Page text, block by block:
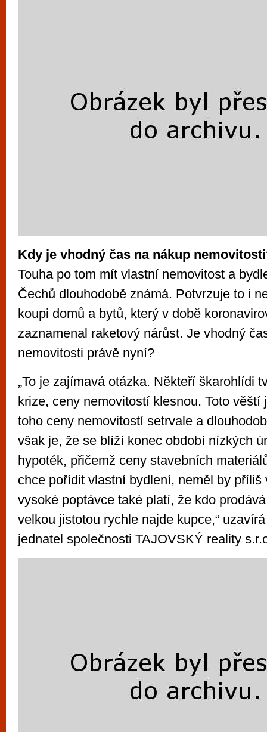
Kdy je vhodný čas na nákup
Touha po tom mít vlastní nemovitost a
Čechů dlouhodobě známá. Potvrzuje to i
koupi domů a bytů, který v době
zaznamenal raketový nárůst. Je vhodný
nemovitosti právě nyní?
„To je zajímavá otázka. Někteří škarohlídi
krize, ceny nemovitostí klesnou. Toto věští
toho ceny nemovitostí setrvale a
však je, že se blíží konec období nízkých
hypoték, přičemž ceny stavebních
chce pořídit vlastní bydlení, neměl by příliš
vysoké poptávce také platí, že kdo
velkou jistotou rychle najde kupce,“
jednatel společnosti TAJOVSKÝ reality